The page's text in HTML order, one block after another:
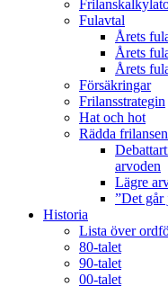
Fulavtal
Årets
Årets
Årets
Försäkringar
Frilansstrategin
Hat och hot
Rädda
arvoden
Lägre
”Det går
Historia
Lista över
80-talet
90-talet
00-talet